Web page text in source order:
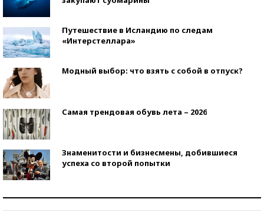
Путешествие в Исландию по следам
«Интерстеллара»
Модный выбор: что взять с собой в отпуск?
Самая трендовая обувь лета – 2026
Знаменитости и бизнесмены, добившиеся
успеха со второй попытки